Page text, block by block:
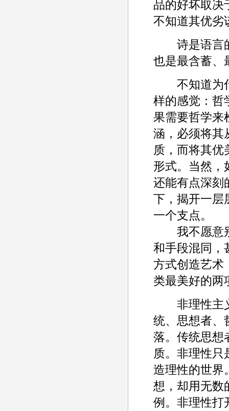
品的好坏取决
不知道其优劣
诗是语言的
也是最含蓄、
不知道为什
样的感觉：哲
果需要哲学来
涵，必须将其
质，而将其优
形式。当然，
还能有点深刻
下，揭开一层
一个支点。
我不愿意别
和手段混同，
方式创造艺术
类最美好的两
非理性主义
统、思想者、
落。传统思想
质。非理性只
造理性的世界
想，却用无数
例。非理性打